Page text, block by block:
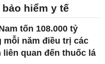
hiểm y tế
tốn 108.000 tỷ
mỗi năm điều trị các
liên quan đến thuốc lá